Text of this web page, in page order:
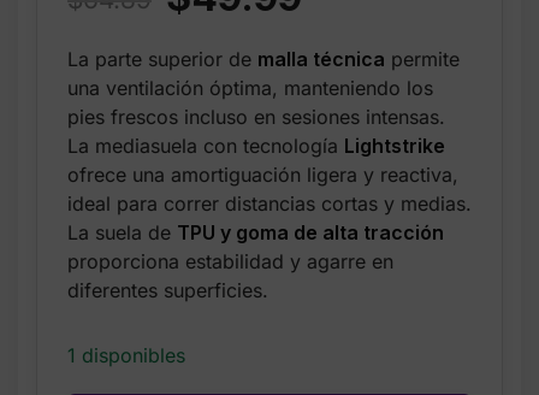
was:
$64.89.
is:
$49.99.
La parte superior de malla técnica permite
una ventilación óptima, manteniendo los
pies frescos incluso en sesiones intensas.
La mediasuela con tecnología Lightstrike
ofrece una amortiguación ligera y reactiva,
ideal para correr distancias cortas y medias.
La suela de TPU y goma de alta tracción
proporciona estabilidad y agarre en
diferentes superficies.
1 disponibles